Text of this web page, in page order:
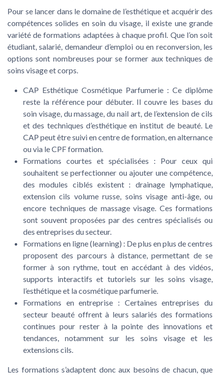
Pour se lancer dans le domaine de l’esthétique et acquérir des
compétences solides en soin du visage, il existe une grande
variété de formations adaptées à chaque profil. Que l’on soit
étudiant, salarié, demandeur d’emploi ou en reconversion, les
options sont nombreuses pour se former aux techniques de
soins visage et corps.
CAP Esthétique Cosmétique Parfumerie : Ce diplôme
reste la référence pour débuter. Il couvre les bases du
soin visage, du massage, du nail art, de l’extension de cils
et des techniques d’esthétique en institut de beauté. Le
CAP peut être suivi en centre de formation, en alternance
ou via le CPF formation.
Formations courtes et spécialisées : Pour ceux qui
souhaitent se perfectionner ou ajouter une compétence,
des modules ciblés existent : drainage lymphatique,
extension cils volume russe, soins visage anti-âge, ou
encore techniques de massage visage. Ces formations
sont souvent proposées par des centres spécialisés ou
des entreprises du secteur.
Formations en ligne (learning) : De plus en plus de centres
proposent des parcours à distance, permettant de se
former à son rythme, tout en accédant à des vidéos,
supports interactifs et tutoriels sur les soins visage,
l’esthétique et la cosmétique parfumerie.
Formations en entreprise : Certaines entreprises du
secteur beauté offrent à leurs salariés des formations
continues pour rester à la pointe des innovations et
tendances, notamment sur les soins visage et les
extensions cils.
Les formations s’adaptent donc aux besoins de chacun, que